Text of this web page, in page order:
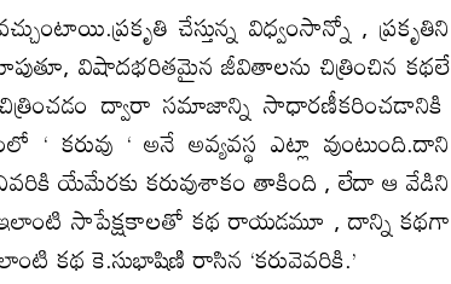
చేస్తున్న విధ్వంసాన్నో , ప్రకృతిని
విషాదభరితమైన జీవితాలను చిత్రించిన కథలే
ద్వారా సమాజాన్ని సాధారణీకరించడానికి
కరువు ‘ అనే అవ్యవస్థ ఎట్లా వుంటుంది.దాని
యేమేరకు కరువుశాకం తాకింది , లేదా ఆ వేడిని
ఇలాంటి సాపేక్షకాలతో కథ రాయడమూ , దాన్ని కథగా
కథ కె.సుభాషిణి రాసిన ‘కరువెవరికి.’